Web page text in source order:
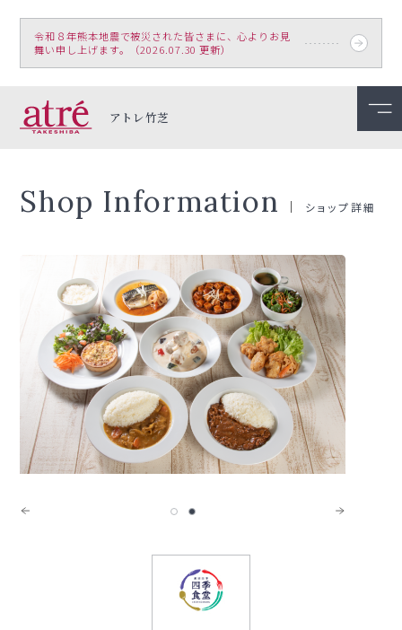
令和８年熊本地震で被災された皆さまに、心よりお見
舞い申し上げます。（2026.07.30 更新）
アトレ竹芝
Shop Information ショップ詳細